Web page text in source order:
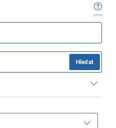
Hledat